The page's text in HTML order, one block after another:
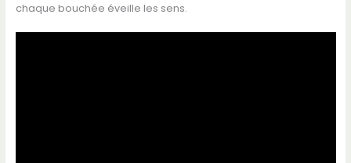
chaque bouchée éveille les sens.